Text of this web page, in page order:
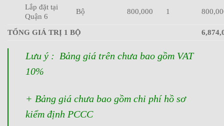
Lắp đặt tại
Quận 6
Bộ 800,000 1
TỔNG GIÁ TRỊ 1 BỘ
Lưu ý : Bảng giá trên chưa bao gồm VAT
10%
+ Bảng giá chưa bao gồm chi phí hồ sơ
kiểm định PCCC